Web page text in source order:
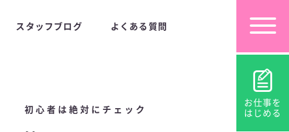
お仕事を
はじめる
スタッフブログ よくある質問
初心者は絶対にチェック